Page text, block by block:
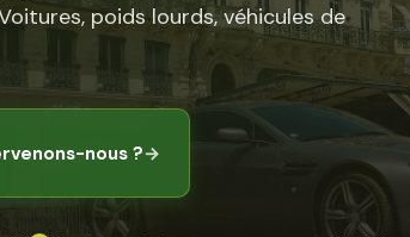
poids lourds, véhicules de
nous ?→